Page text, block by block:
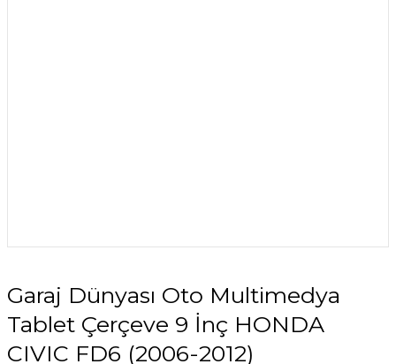
Garaj Dünyası Oto Multimedya
Tablet Çerçeve 9 İnç HONDA
CIVIC FD6 (2006-2012)